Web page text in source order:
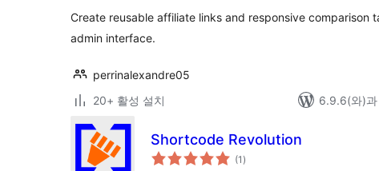
Create reusable affiliate links and responsive comparison
admin interface.
perrinalexandre05
20+ 활성 설치
6.9.6(와)과
Shortcode Revolution
(1 전
체)